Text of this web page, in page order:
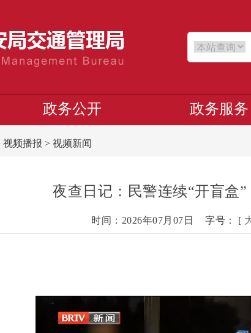
政务公开 政务服务
视频播报 > 视频新闻
夜查日记：民警连续“开盲盒
时间：2026年07月07日 字号： [